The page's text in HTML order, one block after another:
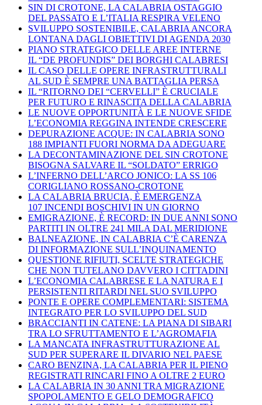
SIN DI CROTONE, LA CALABRIA OSTAGGIO
DEL PASSATO E L’ITALIA RESPIRA VELENO
SVILUPPO SOSTENIBILE, CALABRIA ANCORA
LONTANA DAGLI OBIETTIVI DI AGENDA 2030
PIANO STRATEGICO DELLE AREE INTERNE
IL “DE PROFUNDIS” DEI BORGHI CALABRESI
IL CASO DELLE OPERE INFRASTRUTTURALI
AL SUD È SEMPRE UNA BATTAGLIA PERSA
IL “RITORNO DEI “CERVELLI” È CRUCIALE
PER FUTURO E RINASCITA DELLA CALABRIA
LE NUOVE OPPORTUNITÀ E LE NUOVE SFIDE
L’ECONOMIA REGGINA INTENDE CRESCERE
DEPURAZIONE ACQUE: IN CALABRIA SONO
188 IMPIANTI FUORI NORMA DA ADEGUARE
LA DECONTAMINAZIONE DEL SIN CROTONE
BISOGNA SALVARE IL “SOLDATO” ERRIGO
L’INFERNO DELL’ARCO JONICO: LA SS 106
CORIGLIANO ROSSANO-CROTONE
LA CALABRIA BRUCIA, È EMERGENZA
107 INCENDI BOSCHIVI IN UN GIORNO
EMIGRAZIONE, È RECORD: IN DUE ANNI SONO
PARTITI IN OLTRE 241 MILA DAL MERIDIONE
BALNEAZIONE, IN CALABRIA C’È CARENZA
DI INFORMAZIONE SULL’INQUINAMENTO
QUESTIONE RIFIUTI, SCELTE STRATEGICHE
CHE NON TUTELANO DAVVERO I CITTADINI
L’ECONOMIA CALABRESE E LA NATURA E I
PERSISTENTI RITARDI NEL SUO SVILUPPO
PONTE E OPERE COMPLEMENTARI: SISTEMA
INTEGRATO PER LO SVILUPPO DEL SUD
BRACCIANTI IN CATENE: LA PIANA DI SIBARI
TRA LO SFRUTTAMENTO E L’AGROMAFIA
LA MANCATA INFRASTRUTTURAZIONE AL
SUD PER SUPERARE IL DIVARIO NEL PAESE
CARO BENZINA, LA CALABRIA PER IL PIENO
REGISTRATI RINCARI FINO A OLTRE 2 EURO
LA CALABRIA IN 30 ANNI TRA MIGRAZIONE
SPOPOLAMENTO E GELO DEMOGRAFICO